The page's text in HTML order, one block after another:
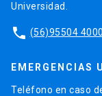
Universidad.
phone (56)95504 4000
EMERGENCIAS
Teléfono en caso